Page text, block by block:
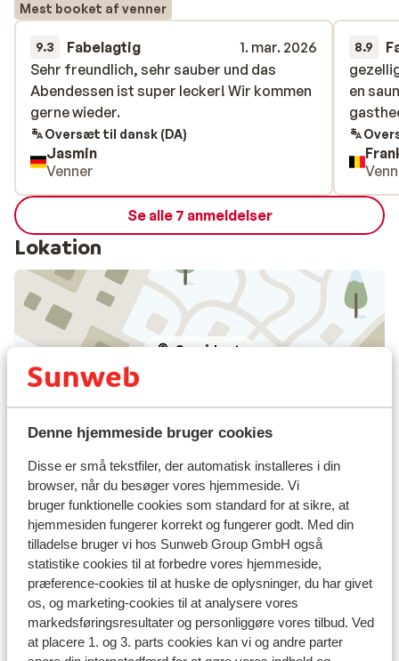
Denne hjemmeside bruger cookies
Disse er små tekstfiler, der automatisk installeres i din
browser, når du besøger vores hjemmeside. Vi
bruger funktionelle cookies som standard for at sikre, at
hjemmesiden fungerer korrekt og fungerer godt. Med din
tilladelse bruger vi hos Sunweb Group GmbH også
statistike cookies til at forbedre vores hjemmeside,
præference-cookies til at huske de oplysninger, du har givet
os, og marketing-cookies til at analysere vores
markedsføringsresultater og personliggøre vores tilbud. Ved
at placere 1. og 3. parts cookies kan vi og andre parter
Mest booket af venner
9.3 Fabelagtig
1. mar. 2026
Sehr freundlich, sehr sauber und das
Abendessen ist super lecker! Wir kommen
gerne wieder.
Sehr freundlich, sehr sauber und das
Abendessen ist super lecker! Wir kommen
gerne wieder.
Oversæt til dansk (DA)
Jasmin
Venner
8.9
en
en
Se alle 7 anmeldelser
Lokation
Se på kort
I området
I centrum
Afstand til lufthavn ca. 80 kilometer
Afstand til togstation ca. 500 meter
Afstand til pengeautomat ca. 100 meter
Afstand til skipiste ca. 3 kilometer
Afstand til busstoppested til skilift ca. 300 meter
Afstand til skilift ca. 3 kilometer
Afstand til nærmeste butikker ca. 100 meter
Nærmeste restaurant ca. 100 meter